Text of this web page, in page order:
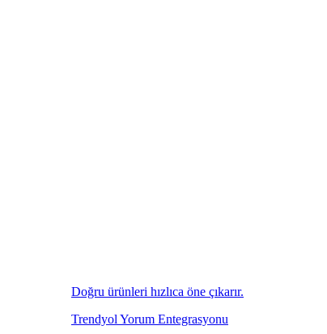
Doğru ürünleri hızlıca öne çıkarır.
Trendyol Yorum Entegrasyonu